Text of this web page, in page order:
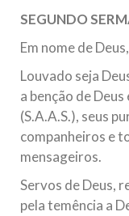
SEGUNDO
Em nome de
Louvado seja
a benção de
(S.A.A.S.), seus
companheiros e
mensageiros.
Servos de Deus,
pela temência a